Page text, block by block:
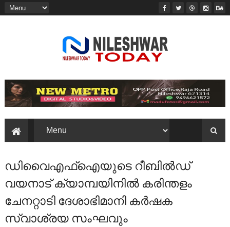
ഡിവൈഎഫ്ഐയുടെ റീബിൽഡ്
വയനാട് ക്യാമ്പയിനിൽ കരിന്തളം
ചേനറ്റാടി ദേശാഭിമാനി കർഷക
സ്വാശ്രയ സംഘവും